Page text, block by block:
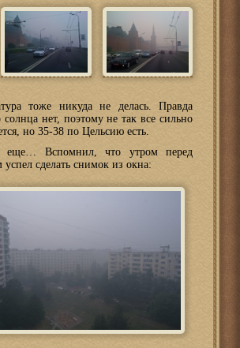
тоже никуда не делась. Правда
солнца нет, поэтому не так все сильно
но 35-38 по Цельсию есть.
Вспомнил, что утром перед
успел сделать снимок из окна: